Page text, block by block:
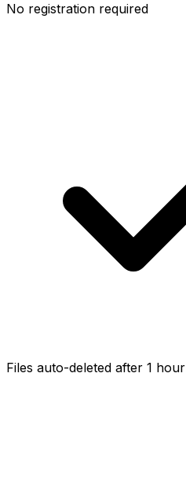
No registration required
Files auto-deleted after 1 hour